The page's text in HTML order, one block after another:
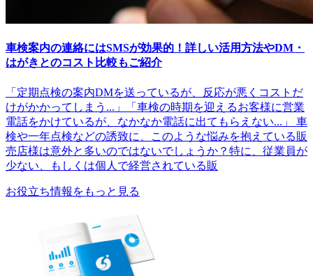
車検案内の連絡にはSMSが効果的！詳しい活用方法やDM・
はがきとのコスト比較もご紹介
「定期点検の案内DMを送っているが、反応が悪くコストだ
けがかかってしまう...」「車検の時期を迎えるお客様に営業
電話をかけているが、なかなか電話に出てもらえない...」 車
検や一年点検などの誘致に、このような悩みを抱えている販
売店様は意外と多いのではないでしょうか？特に、従業員が
少ない、もしくは個人で経営されている販
お役立ち情報をもっと見る